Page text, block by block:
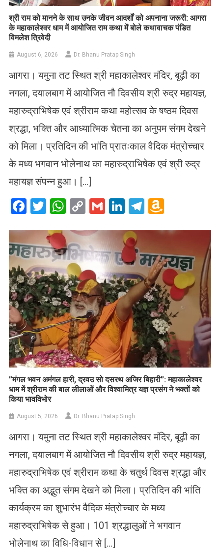
​श्री राम को मानने के साथ उनके जीवन आदर्शों को अपनाना जरूरी: आगरा
के महाकालेश्वर धाम में आयोजित राम कथा में बोले कथावाचक पंडित
विमलेश त्रिवेदी
August 6, 2026 Dr. Bhanu Pratap Singh
आगरा। यमुना तट स्थित श्री महाकालेश्वर मंदिर, बूढ़ी का
नगला, दयालबाग में आयोजित नौ दिवसीय श्री रुद्र महायज्ञ,
महारुद्राभिषेक एवं श्रीराम कथा महोत्सव के षष्ठम दिवस
श्रद्धा, भक्ति और आध्यात्मिक चेतना का अनुपम संगम देखने
को मिला। प्रतिदिन की भांति प्रातःकाल वैदिक मंत्रोच्चार
के मध्य भगवान भोलेनाथ का महारुद्राभिषेक एवं श्री रुद्र
महायज्ञ संपन्न हुआ। […]
Facebook
Twitter
WhatsApp
CopyGmailLinkedIn
Telegram
List
​”मंगल भवन अमंगल हारी, द्रवउ सो दसरथ अजिर बिहारी”: महाकालेश्वर
धाम में श्रीराम की बाल लीलाओं और विश्वामित्र यज्ञ प्रसंग ने भक्तों को
किया भावविभोर
August 5, 2026 Dr. Bhanu Pratap Singh
आगरा। यमुना तट स्थित श्री महाकालेश्वर मंदिर, बूढ़ी का
नगला, दयालबाग में आयोजित नौ दिवसीय श्री रुद्र महायज्ञ,
महारुद्राभिषेक एवं श्रीराम कथा के चतुर्थ दिवस श्रद्धा और
भक्ति का अद्भुत संगम देखने को मिला। प्रतिदिन की भांति
कार्यक्रम का शुभारंभ वैदिक मंत्रोच्चार के मध्य
महारुद्राभिषेक से हुआ। 101 श्रद्धालुओं ने भगवान
भोलेनाथ का विधि-विधान से […]